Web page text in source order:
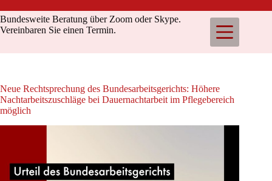
Bundesweite Beratung über Zoom oder Skype.
Vereinbaren Sie einen Termin.
Neue Rechtsprechung des Bundesarbeitsgerichts: Höhere
Nachtarbeitszuschläge bei Dauernachtarbeit im Pflegebereich
möglich